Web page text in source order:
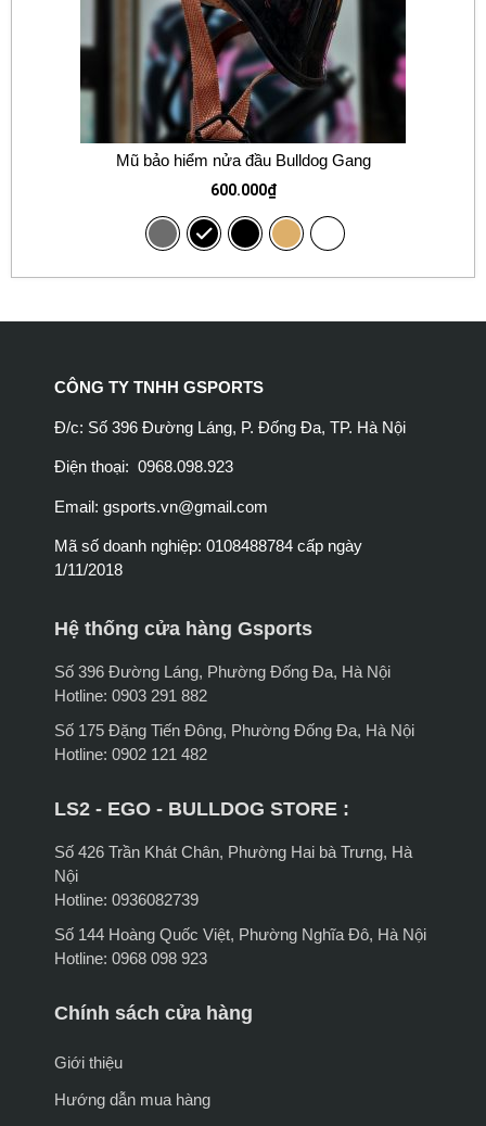
Mũ bảo hiểm nửa đầu Bulldog Gang
600.000₫
CÔNG TY TNHH GSPORTS
Đ/c: Số 396 Đường Láng, P. Đống Đa, TP. Hà Nội
Điện thoại: 0968.098.923
Email: gsports.vn@gmail.com
Mã số doanh nghiệp: 0108488784 cấp ngày
1/11/2018
Hệ thống cửa hàng Gsports
Số 396 Đường Láng, Phường Đống Đa, Hà Nội
Hotline: 0903 291 882
Số 175 Đặng Tiến Đông, Phường Đống Đa, Hà Nội
Hotline: 0902 121 482
LS2 - EGO - BULLDOG STORE :
Số 426 Trần Khát Chân, Phường Hai bà Trưng, Hà
Nội
Hotline: 0936082739
Số 144 Hoàng Quốc Việt, Phường Nghĩa Đô, Hà Nội
Hotline: 0968 098 923
Chính sách cửa hàng
Giới thiệu
Hướng dẫn mua hàng